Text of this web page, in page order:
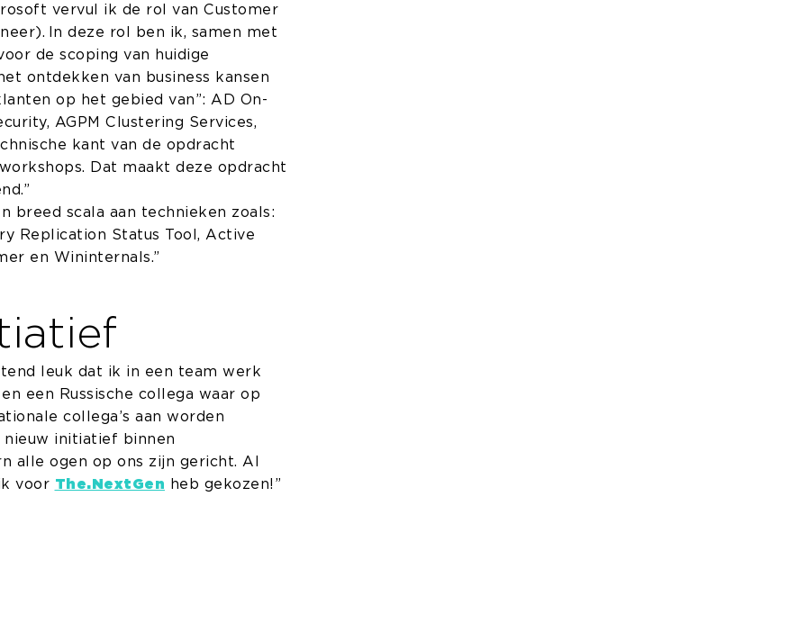
vervul ik de rol van Customer
In deze rol ben ik, samen met
de scoping van huidige
ontdekken van business kansen
op het gebied van”: AD On-
AGPM Clustering Services,
kant van de opdracht
Dat maakt deze opdracht
breed scala aan technieken zoals:
Replication Status Tool, Active
en Wininternals.”
leuk dat ik in een team werk
een Russische collega waar op
collega’s aan worden
nieuw initiatief binnen
alle ogen op ons zijn gericht. Al
voor The.NextGen heb gekozen!”